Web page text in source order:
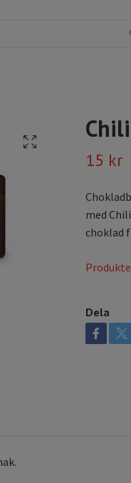
Chili
15 kr
med
choklad
Dela